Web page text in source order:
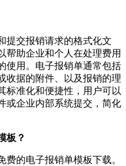
提交报销请求的格式化文
帮助企业和个人在处理费用
使用。电子报销单通常包括
收据的附件、以及报销的理
标准化和便捷性，用户可以
或企业内部系统提交，简化
板？
的电子报销单模板下载。